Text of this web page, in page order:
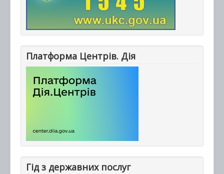
Платформа Центрів. Дія
Гід з державних послуг